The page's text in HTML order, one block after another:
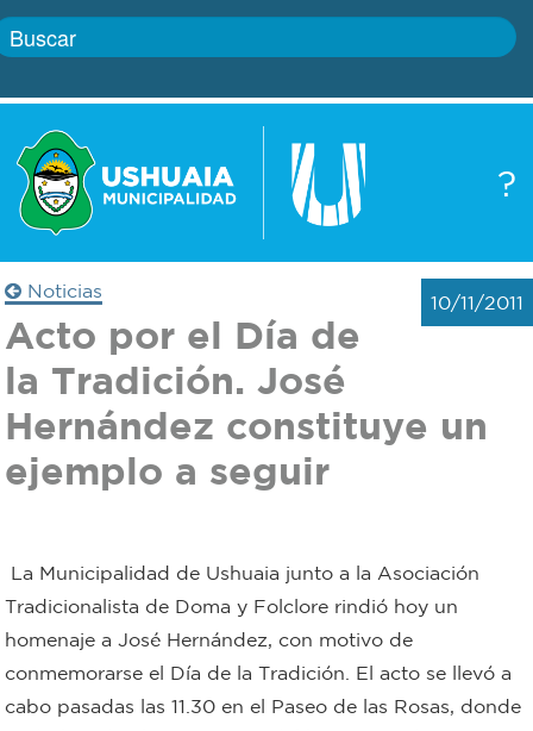
?
Boletín
Defensa
civil
Bromatología
Rentas
Gobierno
Trámites
Transparencia
Actualidad
Personal
municipal
Noticias
10/11/2011
Acto por el Día de
la Tradición. José
Hernández constituye un
ejemplo a seguir
La Municipalidad de Ushuaia junto a la Asociación
Tradicionalista de Doma y Folclore rindió hoy un
homenaje a José Hernández, con motivo de
conmemorarse el Día de la Tradición. El acto se llevó a
cabo pasadas las 11.30 en el Paseo de las Rosas, donde